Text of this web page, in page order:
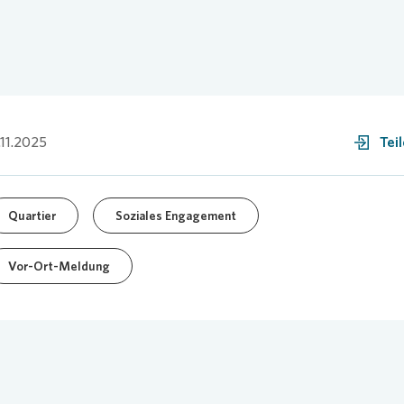
Quartier Soziales Engagement
Vor-Ort-Meldung